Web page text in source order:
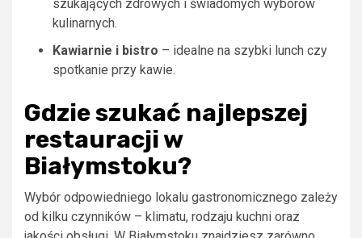
szukających zdrowych i świadomych wyborów
kulinarnych.
Kawiarnie i bistro – idealne na szybki lunch czy
spotkanie przy kawie.
Gdzie szukać najlepszej
restauracji w
Białymstoku?
Wybór odpowiedniego lokalu gastronomicznego zależy
od kilku czynników – klimatu, rodzaju kuchni oraz